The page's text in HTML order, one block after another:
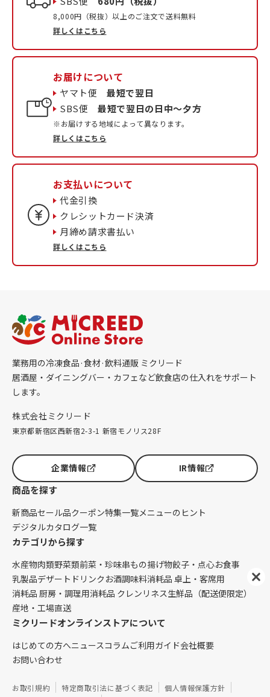
8,000円（税抜）以上のご注文で送料無料
詳しくはこちら
お届けについて
ヤマト便最短で翌日
SBS便最短で翌日の日中〜夕方
※お届けする地域によって異なります。
詳しくはこちら
お支払いについて
代金引換
クレシットカード決済
月締め請求書払い
詳しくはこちら
業務用の冷凍食品·食材·飲料通販 ミクリード
居酒屋・ダイニングバー・カフェなど飲食店の仕入れをサポート
します。
株式会社ミクリード
東京都新宿区西新宿2-3-1 新宿モノリス28F
企業情報 IR情報
商品を探す
新商品セール品クーポン特集一覧メニューのヒント
デジタルカタログ一覧
カテゴリから探す
水産物肉類野菜類前菜・珍味串もの揚げ物餃子・点心お食事
乳製品デザート ドリンク お酒調味料消耗品 卓上・客席用
消耗品 厨房・調理用消耗品 クレンリネス生鮮品（配送便限定）
産地・工場直送
ミクリードオンラインストアについて
はじめての方へニュースコラムご利用ガイド会社概要
お問い合わせ
お取引規約 特定商取引法に基づく表記
個人情報保護方針